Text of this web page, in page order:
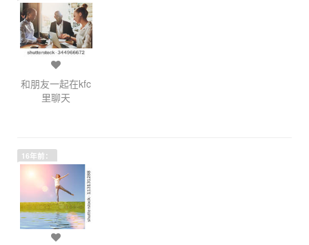
和朋友一起在kfc
里聊天
16年前：